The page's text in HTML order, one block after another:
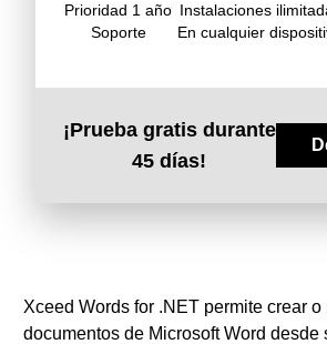
Prioridad 1 año
Soporte
Instalaciones
En cualquier
¡Prueba gratis durante
45 días!
Xceed Words for .NET permite crear
documentos de Microsoft Word